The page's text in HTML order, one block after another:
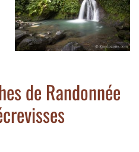
de Randonnée